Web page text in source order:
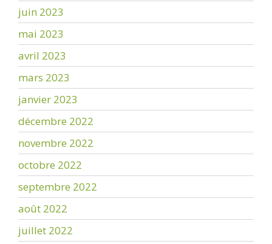
juin 2023
mai 2023
avril 2023
mars 2023
janvier 2023
décembre 2022
novembre 2022
octobre 2022
septembre 2022
août 2022
juillet 2022